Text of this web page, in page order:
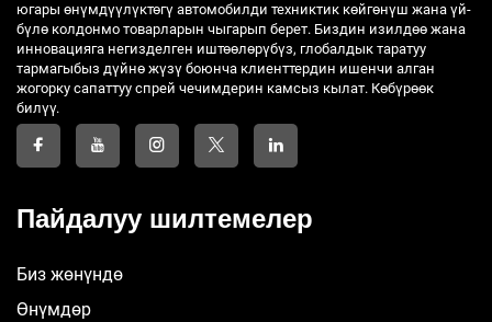
югары өнүмдүүлүктөгү автомобилди техниктик көйгөнүш жана үй-
бүлө колдонмо товарларын чыгарып берет. Биздин изилдөө жана
инновацияга негизделген иштөөлөрүбүз, глобалдык таратуу
тармагыбыз дүйнө жүзү боюнча клиенттердин ишенчи алган
жогорку сапаттуу спрей чечимдерин камсыз кылат. Көбүрөөк
билүү.
Пайдалуу шилтемелер
Биз жөнүндө
Өнүмдөр